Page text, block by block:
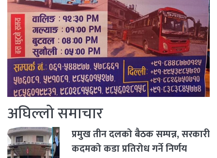
अघिल्लो समाचार
प्रमुख तीन दलको बैठक सम्पन्न, सरकारी
कदमको कडा प्रतिरोध गर्ने निर्णय